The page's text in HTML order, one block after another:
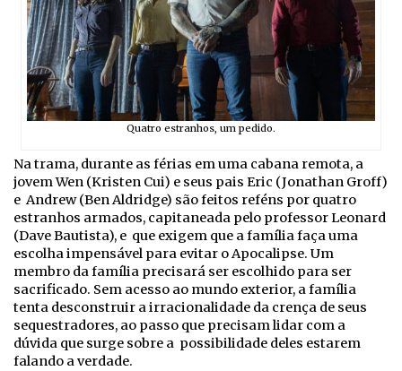
Quatro estranhos, um pedido.
Na trama, durante as férias em uma cabana remota, a
jovem Wen (Kristen Cui) e seus pais Eric (Jonathan Groff)
e Andrew (Ben Aldridge) são feitos reféns por quatro
estranhos armados, capitaneada pelo professor Leonard
(Dave Bautista), e que exigem que a família faça uma
escolha impensável para evitar o Apocalipse. Um
membro da família precisará ser escolhido para ser
sacrificado. Sem acesso ao mundo exterior, a família
tenta desconstruir a irracionalidade da crença de seus
sequestradores, ao passo que precisam lidar com a
dúvida que surge sobre a possibilidade deles estarem
falando a verdade.